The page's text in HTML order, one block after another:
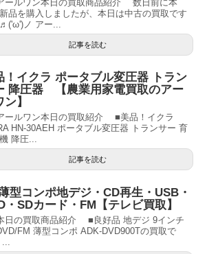
ルワン本日の買取商品紹介 数日前に本
品を購入しましたが、本日は中古の買取です
ノ アー...
記事を読む
！イクラ ポータブル変圧器 トラン
降圧器 【農業用家電買取のアー
】
ルワン本日の買取紹介 ■美品！イクラ
HN-30AEH ポータブル変圧器 トランサー 育
降圧...
記事を読む
型コンポ地デジ・CD再生・USB・
・SDカード・FM【テレビ買取】
の買取商品紹介 ■良好品 地デジ 9インチ
FM 薄型コンポ ADK-DVD900Tの買取で
...